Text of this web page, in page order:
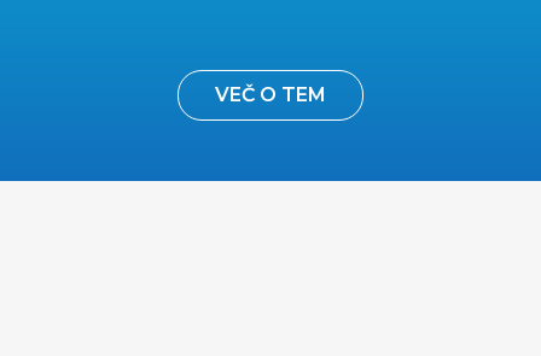
VEČ O TEM